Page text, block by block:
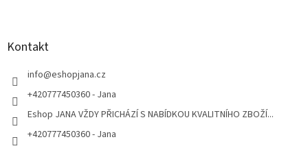
Kontakt
info@eshopjana.cz
+420777450360 - Jana
Eshop JANA VŽDY PŘICHÁZÍ S NABÍDKOU KVALITNÍHO ZBOŽÍ...
+420777450360 - Jana